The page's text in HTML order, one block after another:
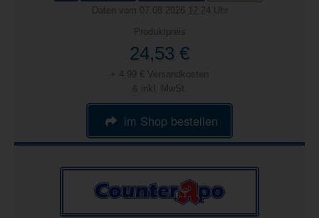
Daten vom 07.08.2026 12:24 Uhr
Produktpreis
24,53 €
+ 4,99 € Versandkosten
& inkl. MwSt.
im Shop bestellen